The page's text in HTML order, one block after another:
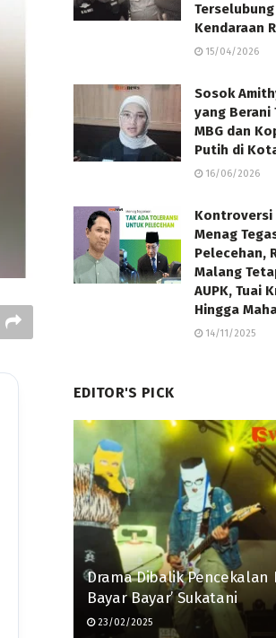
Kendaraan
15/04/2026
Sosok
yang Berani
MBG dan
Putih di
16/06/2026
Kontroversi
Menag
Pelecehan,
Malang
AUPK, Tuai
Hingga
14/11/2025
EDITOR'S PICK
Drama Dibalik Pencekalan
Bayar Bayar’ Sukatani
23/02/2025